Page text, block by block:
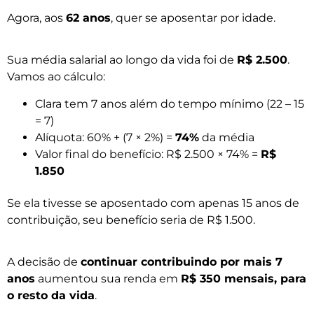
Agora, aos 62 anos, quer se aposentar por idade.
Sua média salarial ao longo da vida foi de R$ 2.500.
Vamos ao cálculo:
Clara tem 7 anos além do tempo mínimo (22 – 15
= 7)
Alíquota: 60% + (7 × 2%) = 74% da média
Valor final do benefício: R$ 2.500 × 74% = R$
1.850
Se ela tivesse se aposentado com apenas 15 anos de
contribuição, seu benefício seria de R$ 1.500.
A decisão de continuar contribuindo por mais 7
anos aumentou sua renda em R$ 350 mensais, para
o resto da vida.